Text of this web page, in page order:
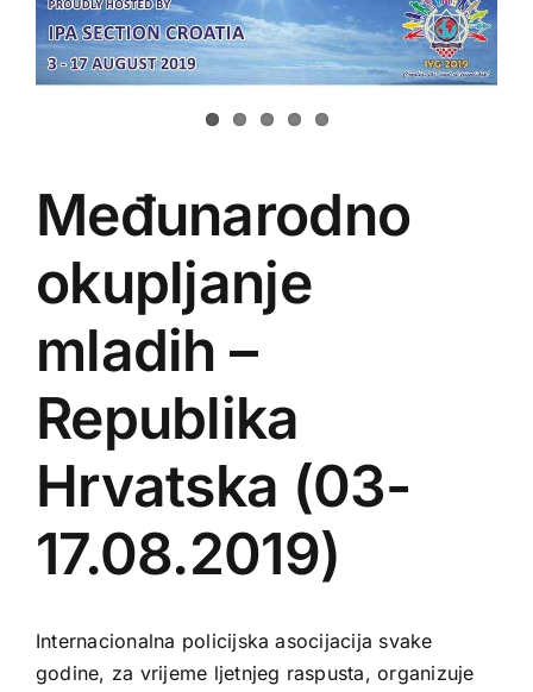
Međunarodno
okupljanje
mladih –
Republika
Hrvatska (03-
17.08.2019)
Internacionalna policijska asocijacija svake
godine, za vrijeme ljetnjeg raspusta, organizuje